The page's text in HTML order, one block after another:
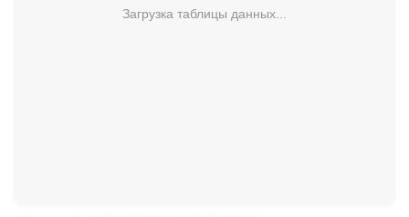
Загрузка таблицы данных...